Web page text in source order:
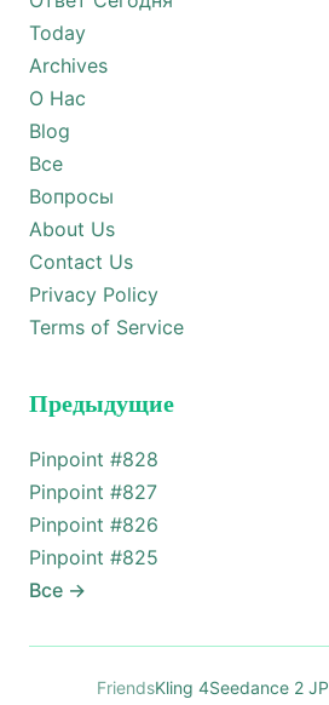
Today
Archives
О Нас
Blog
Все
Вопросы
About Us
Contact Us
Privacy Policy
Terms of Service
Предыдущие
Pinpoint #828
Pinpoint #827
Pinpoint #826
Pinpoint #825
Все →
FriendsKling 4Seedance 2 JP